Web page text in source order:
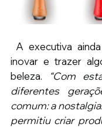
A executiva
inovar e trazer
beleza. “Com
diferentes
comum: a
permitiu criar